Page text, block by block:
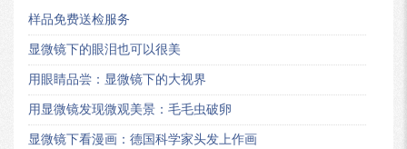
样品免费送检服务
显微镜下的眼泪也可以很美
用眼睛品尝：显微镜下的大视界
用显微镜发现微观美景：毛毛虫破卵
显微镜下看漫画：德国科学家头发上作画